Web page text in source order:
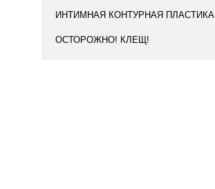
ИНТИМНАЯ КОНТУРНАЯ ПЛАСТИКА
ОСТОРОЖНО! КЛЕЩ!